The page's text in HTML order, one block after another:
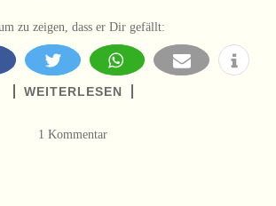
zu zeigen, dass er Dir gefällt:
WEITERLESEN
1 Kommentar